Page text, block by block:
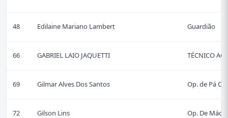
48 Edilaine Mariano Lambert Guardião
66 GABRIEL LAIO JAQUETTI TÉCNICO
69 Gilmar Alves Dos Santos Op. de Pá
72 Gilson Lins Op. De